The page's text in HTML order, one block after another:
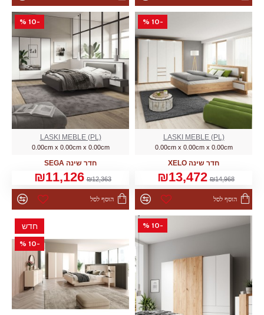
-10 %
LASKI MEBLE (PL)
0.00cm x 0.00cm x 0.00cm
חדר שינה XELO
₪14,968
₪13,472
הוסף לסל
-10 %
LASKI MEBLE (PL)
0.00cm x 0.00cm x 0.00cm
חדר שינה SEGA
₪12,363
₪11,126
הוסף לסל
-10 % חדש
-10 %